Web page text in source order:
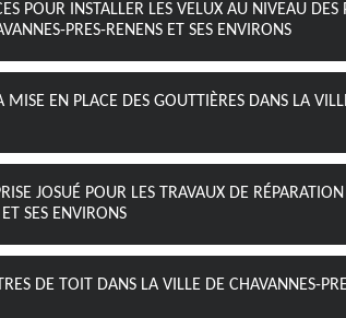
POUR INSTALLER LES VELUX AU NIVEAU DES
PRES-RENENS ET SES ENVIRONS
EN PLACE DES GOUTTIÈRES DANS LA
JOSUÉ POUR LES TRAVAUX DE
SES ENVIRONS
DE TOIT DANS LA VILLE DE CHAVANNES-